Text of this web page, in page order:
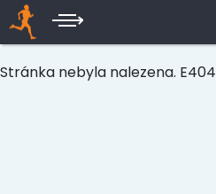
Stránka nebyla nalezena. E404